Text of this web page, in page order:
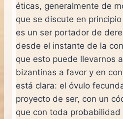
éticas, generalmente de
que se discute en
es un ser portador de
desde el instante de la
que esto puede llevarnos
bizantinas a favor y en
está clara: el óvulo
proyecto de ser, con un
que con toda probabilidad